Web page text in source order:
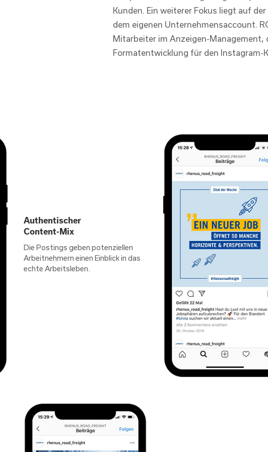
Kunden. Ein weiterer Fokus liegt auf
dem eigenen Unternehmensaccount.
Mitarbeiter im Anzeigen-
Formatentwicklung für den Instagram-
Authentischer
Content-Mix
Die Postings geben potenziellen
Arbeitnehmern einen Einblick in das
echte Arbeitsleben.